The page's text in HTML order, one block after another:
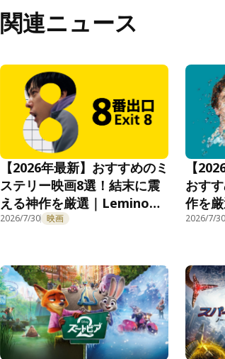
関連ニュース
【2026年最新】おすすめのミ
ステリー映画8選！結末に震
える神作を厳選｜Lemino公
式
2026/7/30 映画
【
おす
作を
2026/7/30